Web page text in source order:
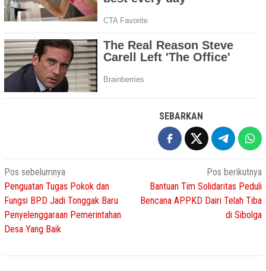
SEBARKAN
Navigasi
pos
Pos sebelumnya
Penguatan Tugas Pokok dan
Fungsi BPD Jadi Tonggak Baru
Penyelenggaraan Pemerintahan
Desa Yang Baik
Pos berikutnya
Bantuan Tim Solidaritas Peduli
Bencana APPKD Dairi Telah Tiba
di Sibolga